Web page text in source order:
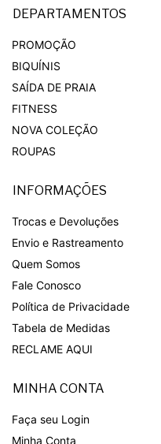
DEPARTAMENTOS
PROMOÇÃO
BIQUÍNIS
SAÍDA DE PRAIA
FITNESS
NOVA COLEÇÃO
ROUPAS
INFORMAÇÕES
Trocas e Devoluções
Envio e Rastreamento
Quem Somos
Fale Conosco
Política de Privacidade
Tabela de Medidas
RECLAME AQUI
MINHA CONTA
Faça seu Login
Minha Conta